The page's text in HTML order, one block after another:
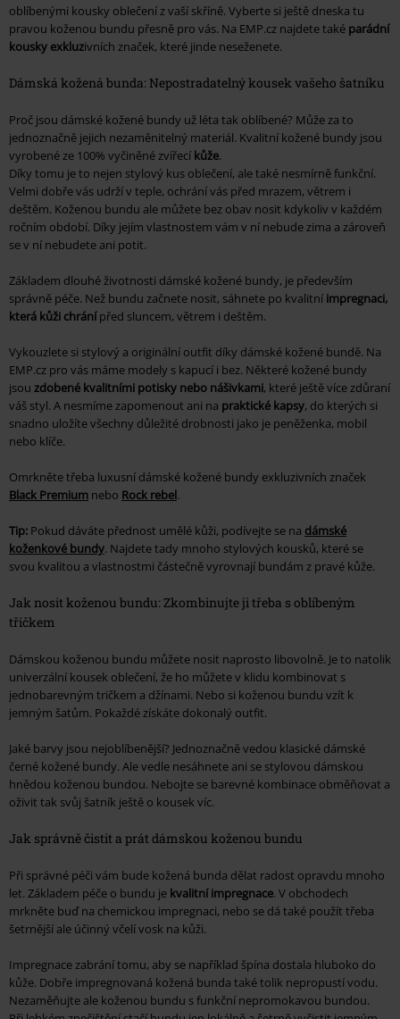
oblíbenými kousky oblečení z vaší skříně. Vyberte si ještě dneska tu
pravou koženou bundu přesně pro vás. Na EMP.cz najdete také parádní
kousky exkluzivních značek, které jinde neseženete.
Dámská kožená bunda: Nepostradatelný kousek vašeho šatníku
Proč jsou dámské kožené bundy už léta tak oblíbené? Může za to
jednoznačně jejich nezaměnitelný materiál. Kvalitní kožené bundy jsou
vyrobené ze 100% vyčiněné zvířecí kůže.
Díky tomu je to nejen stylový kus oblečení, ale také nesmírně funkční.
Velmi dobře vás udrží v teple, ochrání vás před mrazem, větrem i
deštěm. Koženou bundu ale můžete bez obav nosit kdykoliv v každém
ročním období. Díky jejím vlastnostem vám v ní nebude zima a zároveň
se v ní nebudete ani potit.
Základem dlouhé životnosti dámské kožené bundy, je především
správně péče. Než bundu začnete nosit, sáhnete po kvalitní impregnaci,
která kůži chránípřed sluncem, větrem i deštěm.
Vykouzlete si stylový a originální outfit díky dámské kožené bundě. Na
EMP.cz pro vás máme modely s kapucí i bez. Některé kožené bundy
jsou zdobené kvalitními potisky nebo nášivkami, které ještě více zdůraní
váš styl. A nesmíme zapomenout ani na praktické kapsy, do kterých si
snadno uložíte všechny důležité drobnosti jako je peněženka, mobil
nebo klíče.
Omrkněte třeba luxusní dámské kožené bundy exkluzivních značek
Black Premium nebo Rock rebel.
Tip: Pokud dáváte přednost umělé kůži, podívejte se na dámské
koženkové bundy. Najdete tady mnoho stylových kousků, které se
svou kvalitou a vlastnostmi částečně vyrovnají bundám z pravé kůže.
Jak nosit koženou bundu: Zkombinujte ji třeba s oblíbeným
třičkem
Dámskou koženou bundu můžete nosit naprosto libovolně. Je to natolik
univerzální kousek oblečení, že ho můžete v klidu kombinovat s
jednobarevným tričkem a džínami. Nebo si koženou bundu vzít k
jemným šatům. Pokaždé získáte dokonalý outfit.
Jaké barvy jsou nejoblíbenější? Jednoznačně vedou klasické dámské
černé kožené bundy. Ale vedle nesáhnete ani se stylovou dámskou
hnědou koženou bundou. Nebojte se barevné kombinace obměňovat a
oživit tak svůj šatník ještě o kousek víc.
Jak správně čistit a prát dámskou koženou bundu
Při správné péči vám bude kožená bunda dělat radost opravdu mnoho
let. Základem péče o bundu je kvalitní impregnace. V obchodech
mrkněte buď na chemickou impregnaci, nebo se dá také použít třeba
šetrnější ale účinný včelí vosk na kůži.
Impregnace zabrání tomu, aby se například špína dostala hluboko do
kůže. Dobře impregnovaná kožená bunda také tolik nepropustí vodu.
Nezaměňujte ale koženou bundu s funkční nepromokavou bundou.